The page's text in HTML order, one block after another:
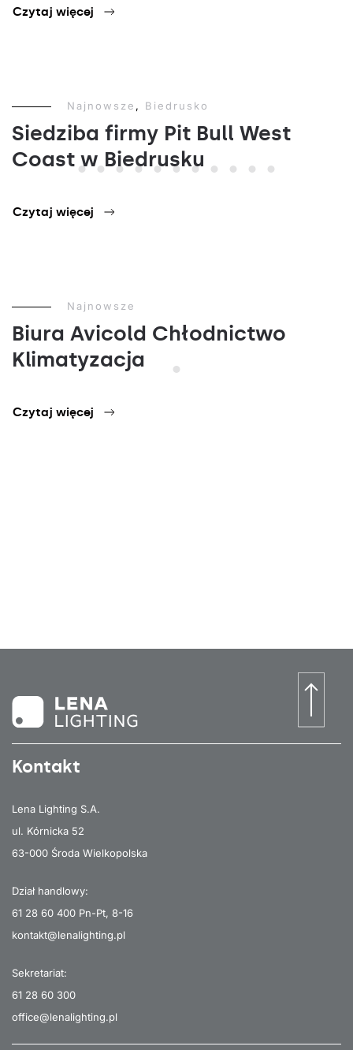
Czytaj więcej
Najnowsze , Biedrusko
Siedziba firmy Pit Bull West
Coast w Biedrusku
Czytaj więcej
Najnowsze
Biura Avicold Chłodnictwo
Klimatyzacja
Czytaj więcej
Kontakt
Lena Lighting S.A.
ul. Kórnicka 52
63-000 Środa Wielkopolska
Dział handlowy:
61 28 60 400 Pn-Pt, 8-16
kontakt@lenalighting.pl
Sekretariat:
61 28 60 300
office@lenalighting.pl